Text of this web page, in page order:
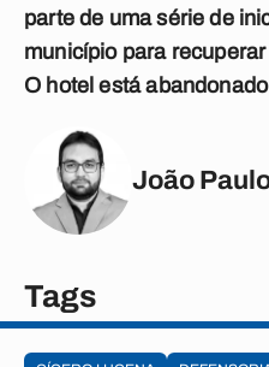
parte de uma série de
município para
O hotel está
João
Tags